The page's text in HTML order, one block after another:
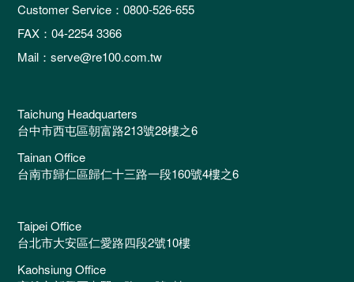
Customer Service：0800-526-655
FAX：04-2254 3366
Mail：serve@re100.com.tw
Taichung Headquarters
台中市西屯區朝富路213號28樓之6
Tainan Office
台南市歸仁區歸仁十三路一段160號4樓之6
Taipei Office
台北市大安區仁愛路四段2號10樓
Kaohsiung Office